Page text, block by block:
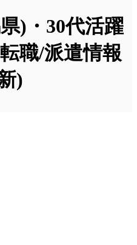
)・30代活躍
職/派遣情報
)